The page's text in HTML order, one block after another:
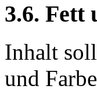
3.6. Fett
Inhalt
und